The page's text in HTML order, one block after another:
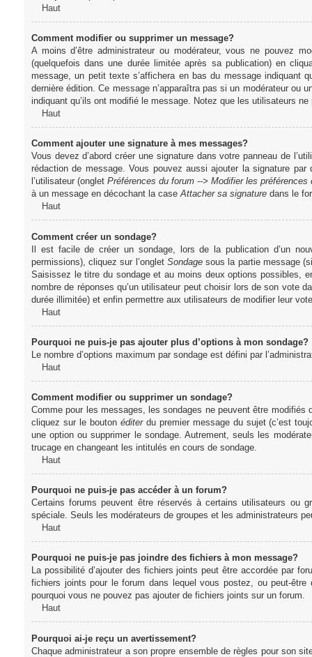
Haut
Comment modifier ou supprimer un message?
A moins d’être administrateur ou modérateur, vous ne pouvez
(quelquefois dans une durée limitée après sa publication) en
message, un petit texte s’affichera en bas du message indiquant
dernière édition. Ce message n’apparaîtra pas si un modérateur
indiquant qu’ils ont modifié le message. Notez que les utilisateurs
Haut
Comment ajouter une signature à mes messages?
Vous devez d’abord créer une signature dans votre panneau de
rédaction de message. Vous pouvez aussi ajouter la signature
l’utilisateur (onglet Préférences du forum --> Modifier les préférences
à un message en décochant la caseAttacher sa signaturedans le
Haut
Comment créer un sondage?
Il est facile de créer un sondage, lors de la publication d’un
permissions), cliquez sur l’onglet Sondagesous la partie message
Saisissez le titre du sondage et au moins deux options possibles,
nombre de réponses qu’un utilisateur peut choisir lors de son vote
durée illimitée) et enfin permettre aux utilisateurs de modifier leur
Haut
Pourquoi ne puis-je pas ajouter plus d’options à mon sondage?
Le nombre d’options maximum par sondage est défini par
Haut
Comment modifier ou supprimer un sondage?
Comme pour les messages, les sondages ne peuvent être modifiés
cliquez sur le bouton éditerdu premier message du sujet (c’est
une option ou supprimer le sondage. Autrement, seuls les
trucage en changeant les intitulés en cours de sondage.
Haut
Pourquoi ne puis-je pas accéder à un forum?
Certains forums peuvent être réservés à certains utilisateurs ou
spéciale. Seuls les modérateurs de groupes et les administrateurs
Haut
Pourquoi ne puis-je pas joindre des fichiers à mon message?
La possibilité d’ajouter des fichiers joints peut être accordée par
fichiers joints pour le forum dans lequel vous postez, ou peut-
pourquoi vous ne pouvez pas ajouter de fichiers joints sur un forum.
Haut
Pourquoi ai-je reçu un avertissement?
Chaque administrateur a son propre ensemble de règles pour son